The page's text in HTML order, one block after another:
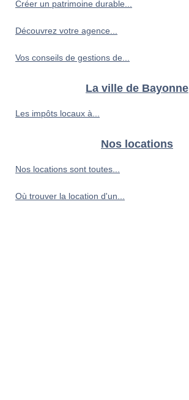
Créer un patrimoine durable...
Découvrez votre agence...
Vos conseils de gestions de...
La ville de Bayonne
Les impôts locaux à...
Nos locations
Nos locations sont toutes...
Où trouver la location d'un...